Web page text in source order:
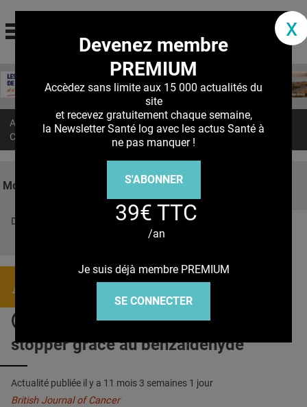
Jump to navigation
La communauté des professionnels de santé
MON COMPTE
S'ABONNER À LA REVUE SOIN À DOMICILE
DOSSIERS
L'APP
QUI SOMMES-NOUS ?
PUBLICITÉ
CONDITIONS GÉNÉRALES
CONTACT
Accueil > Actualités
CANCER du PANCRÉAS : Le stopper grâce au benzaldéhyde
Mots clés
Découvrez nos réseaux sociaux
Youbute
Actualités
CANCER du PANCRÉAS : Le
stopper grâce au benzaldéhyde
Actualité publiée il y a 11 mois 3 semaines 1 jour
British Journal of Cancer
x
Devenez membre
PREMIUM
Accèdez sans limite aux 15 000 actualités du
site
et recevez gratuitement chaque semaine,
la Newsletter Santé log avec les actus Santé à
ne pas manquer !
S'ABONNER
39€ TTC
/an
Je suis déjà membre PREMIUM
SE CONNECTER